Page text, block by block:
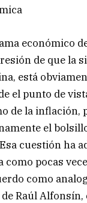
económico
de que la
está
el punto de
de la inflación,
el
cuestión ha
pocas
como
Raúl Alfonsín,